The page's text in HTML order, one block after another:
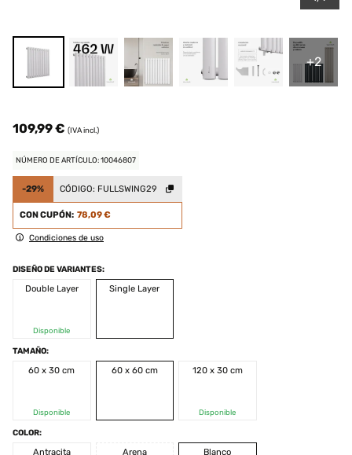
+2
109,99 € (IVA incl.)
NÚMERO DE ARTÍCULO: 10046807
-29% CÓDIGO: FULLSWING29
CON CUPÓN: 78,09 €
Condiciones de uso
DISEÑO DE VARIANTES:
Double Layer
Disponible
Single Layer
TAMAÑO:
60 x 30 cm
Disponible
60 x 60 cm 120 x 30 cm
Disponible
COLOR:
Antracita
Arena Blanco